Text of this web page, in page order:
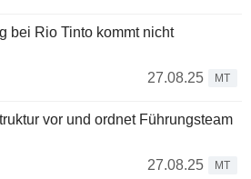
bei Rio Tinto kommt nicht
27.08.25
MT
vor und ordnet Führungsteam
27.08.25
MT